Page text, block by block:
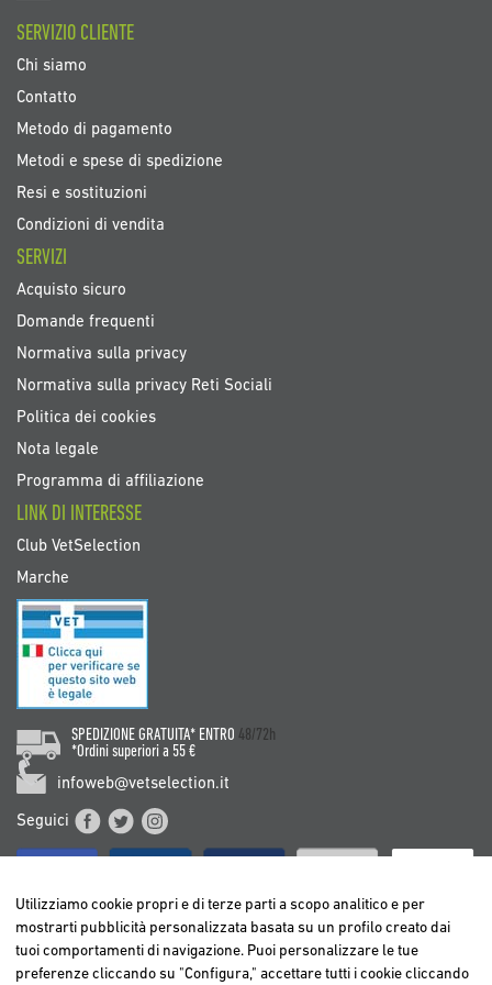
SERVIZIO CLIENTE
Chi siamo
Contatto
Metodo di pagamento
Metodi e spese di spedizione
Resi e sostituzioni
Condizioni di vendita
SERVIZI
Acquisto sicuro
Domande frequenti
Normativa sulla privacy
Normativa sulla privacy Reti Sociali
Politica dei cookies
Nota legale
Programma di affiliazione
LINK DI INTERESSE
Club VetSelection
Marche
SPEDIZIONE GRATUITA* ENTRO 48/72h
*Ordini superiori a 55 €
infoweb@vetselection.it
Seguici
BELGIË / BELGIQUE
Utilizziamo cookie propri e di terze parti a scopo analitico e per
mostrarti pubblicità personalizzata basata su un profilo creato dai
tuoi comportamenti di navigazione. Puoi personalizzare le tue
preferenze cliccando su "Configura," accettare tutti i cookie cliccando